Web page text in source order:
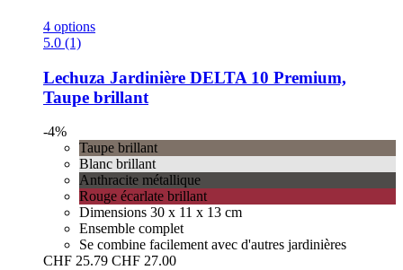
4 options
5.0 (1)
Lechuza Jardinière DELTA 10 Premium,
Taupe brillant
-4%
Taupe brillant
Blanc brillant
Anthracite métallique
Rouge écarlate brillant
Dimensions 30 x 11 x 13 cm
Ensemble complet
Se combine facilement avec d'autres jardinières
CHF 25.79 CHF 27.00